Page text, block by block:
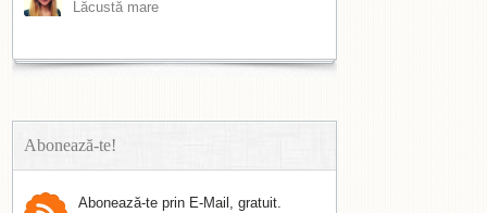
Lăcustă mare
Abonează-te!
Abonează-te prin E-Mail, gratuit.